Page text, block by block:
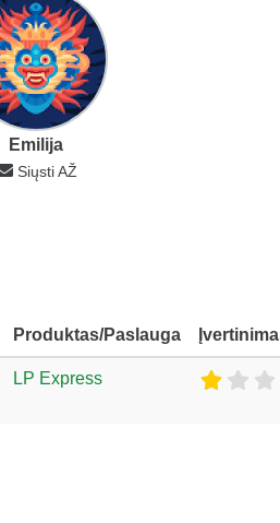
Emilija
Siųsti AŽ
Produktas/Paslauga
LP Express